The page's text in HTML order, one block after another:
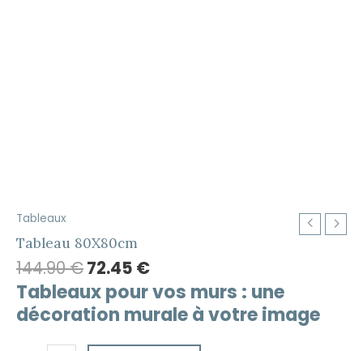
Tableaux
Tableau 80X80cm
144.90€
price
was:
144.90 €.
72.45 €is:
Tableaux pour vos murs : une
décoration murale à votre image
Tableau
80X80cm
quantity